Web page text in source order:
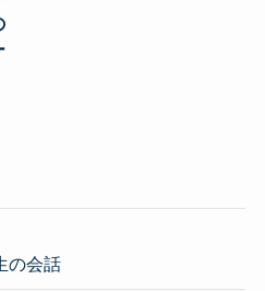
の会話